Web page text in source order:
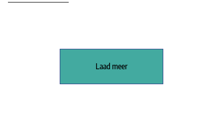
Laad meer